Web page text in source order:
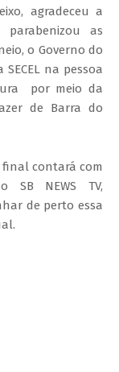
agradeceu a
as
o Governo do
na pessoa
por meio da
de Barra do
final contará com
SB NEWS TV,
de perto essa